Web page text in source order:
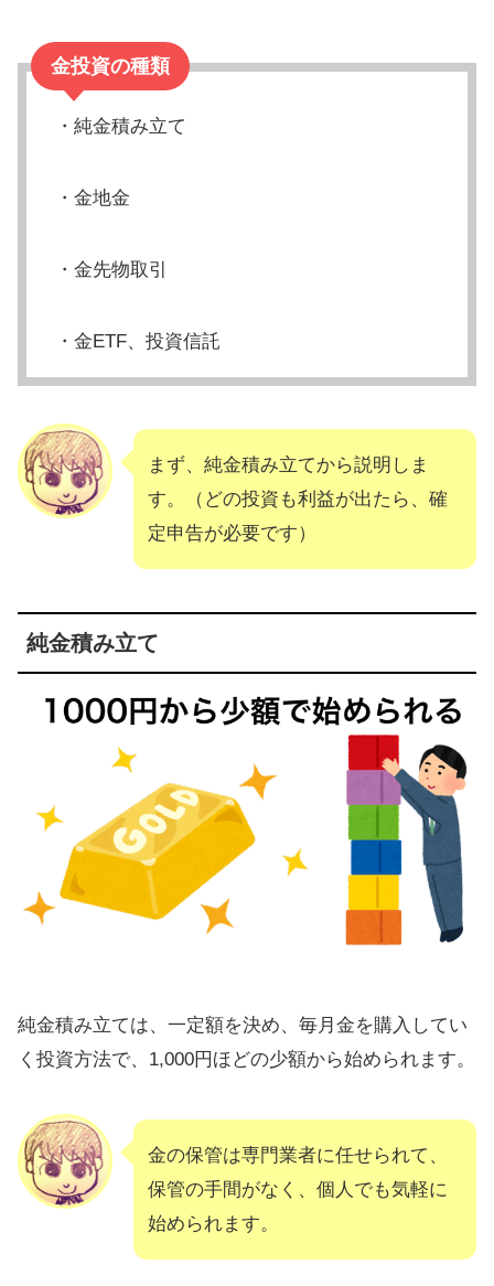
金投資の種類
・純金積み立て
・金地金
・金先物取引
・金ETF、投資信託
まず、純金積み立てから説明しま
す。（どの投資も利益が出たら、確
定申告が必要です）
純金積み立て
純金積み立ては、一定額を決め、毎月金を購入してい
く投資方法で、1,000円ほどの少額から始められます。
金の保管は専門業者に任せられて、
保管の手間がなく、個人でも気軽に
始められます。